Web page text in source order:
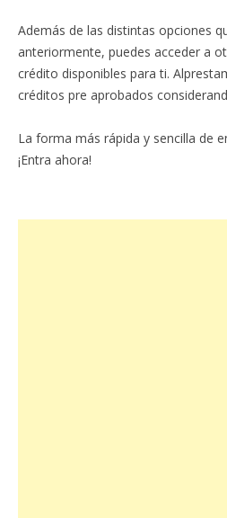
Además de las distintas opciones
anteriormente, puedes acceder a
crédito disponibles para ti.
créditos pre aprobados
La forma más rápida y sencilla de
¡Entra ahora!